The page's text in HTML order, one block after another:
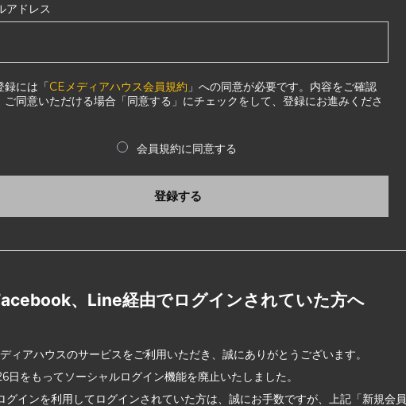
アドレス
録には「CEメディアハウス会員規約 」への同意が必要です。内容をご確認
ご同意いただける場合「同意する」にチェックをして、登録にお進みくださ
会員規約に同意する
登録する
、Line経由でログインされていた方へ
ィアハウスのサービスをご利用いただき、誠にありがとうございます。
日をもってソーシャルログイン機能を廃止いたしました。
グインを利用してログインされていた方は、誠にお手数ですが、上記「新規会員